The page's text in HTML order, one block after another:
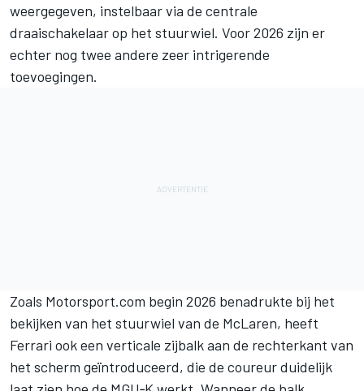
weergegeven, instelbaar via de centrale
draaischakelaar op het stuurwiel. Voor 2026 zijn er
echter nog twee andere zeer intrigerende
toevoegingen.
Zoals Motorsport.com begin 2026 benadrukte bij het
bekijken van het stuurwiel van de McLaren, heeft
Ferrari ook een verticale zijbalk aan de rechterkant van
het scherm geïntroduceerd, die de coureur duidelijk